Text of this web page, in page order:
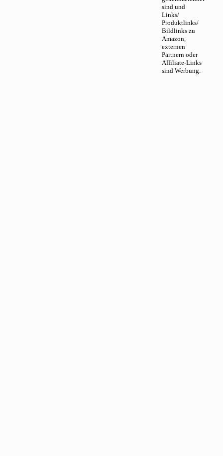
sind und
Links/
Produktlinks/
Bildlinks zu
Amazon,
externen
Partnern oder
Affiliate-Links
sind Werbung.